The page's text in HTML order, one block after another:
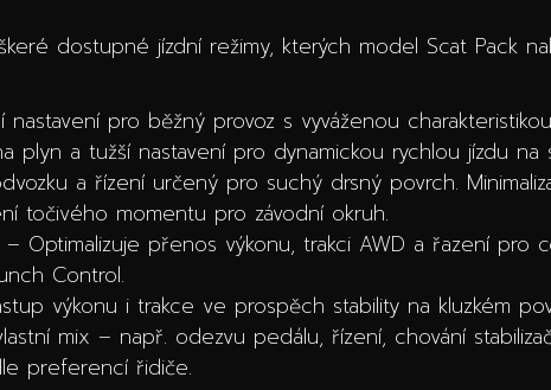
dostupné jízdní režimy, kterých model Scat Pack
nastavení pro běžný provoz s vyváženou
plyn a tužší nastavení pro dynamickou rychlou jízdu na
a řízení určený pro suchý drsný povrch.
točivého momentu pro závodní okruh.
– Optimalizuje přenos výkonu, trakci AWD a řazení pro
Control.
výkonu i trakce ve prospěch stability na kluzkém
mix – např. odezvu pedálu, řízení, chování
preferencí řidiče.